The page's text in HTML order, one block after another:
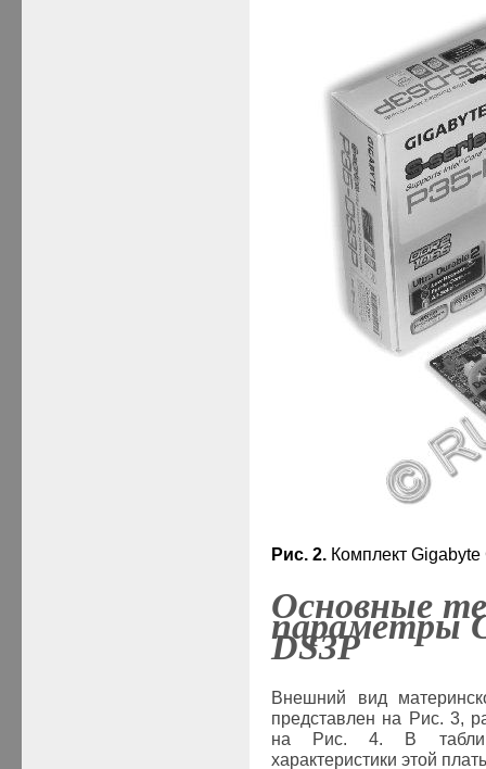
Рис. 2.Комплект Gigabyte
Основные
параметры
DS3P
Внешний вид
представлен на Рис. 3,
на Рис. 4. В
характеристики этой